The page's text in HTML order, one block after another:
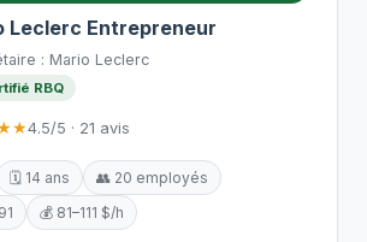
Leclerc Entrepreneur
: Mario Leclerc
RBQ
4.5/5 · 21 avis
🗓️ 14 ans
👥 20 employés
💰 81–111 $/h